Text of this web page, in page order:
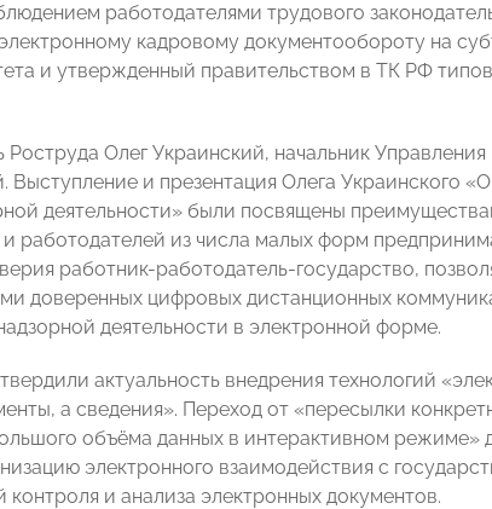
работодателями трудового
кадровому документообороту на
и утвержденный правительством в ТК РФ
Олег Украинский, начальник
и презентация Олега Украинского
деятельности» были посвящены
работодателей из числа малых форм
работник-работодатель-государство,
доверенных цифровых дистанционных
деятельности в электронной форме.
актуальность внедрения технологий
а сведения». Переход от «пересылки
объёма данных в интерактивном режиме»
электронного взаимодействия с
и анализа электронных документов.